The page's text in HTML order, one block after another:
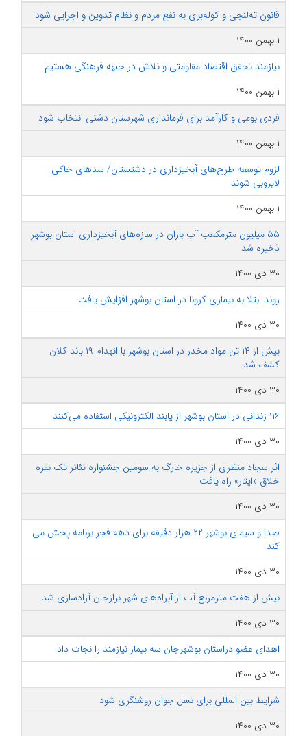
قانون ته‌لنجی و کوله‌بری به نفع مردم و نظام تدوین و اجرایی شود
۱ بهمن ۱۴۰۰
نیازمند تحقق اقتصاد مقاومتی و تلاش در جبهه فرهنگی هستیم
۱ بهمن ۱۴۰۰
فردی بومی و کارآمد برای فرمانداری شهرستان دشتی انتخاب شود
۱ بهمن ۱۴۰۰
لزوم توسعه طرح‌های آبخیزداری در دشتستان/ سدهای خاکی
لایروبی شوند
۱ بهمن ۱۴۰۰
۵۵ میلیون مترمکعب آب باران در سازه‌های آبخیزداری استان بوشهر
ذخیره شد
۳۰ دی ۱۴۰۰
روند ابتلا به بیماری کرونا در استان بوشهر افزایش یافت
۳۰ دی ۱۴۰۰
بیش از ۱۴ تن مواد مخدر در استان بوشهر با انهدام ۱۹ باند کلان
کشف شد
۳۰ دی ۱۴۰۰
۱۱۶ زندانی در استان بوشهر از پابند الکترونیکی استفاده می‌کنند
۳۰ دی ۱۴۰۰
اثر سجاد منظری از جزیره خارگ به سومین جشنواره تئاتر تک نفره
خلاق «ایثار» راه یافت
۳۰ دی ۱۴۰۰
صدا و سیمای بوشهر ۲۲ هزار دقیقه برای دهه فجر برنامه پخش می
کند
۳۰ دی ۱۴۰۰
بیش از هفت مترمربع آب از آبراه‌های شهر برازجان آزادسازی شد
۳۰ دی ۱۴۰۰
اهدای عضو دراستان بوشهرجان سه بیمار نیازمند را نجات داد
۳۰ دی ۱۴۰۰
شرایط بین المللی برای نسل جوان روشنگری شود
۳۰ دی ۱۴۰۰